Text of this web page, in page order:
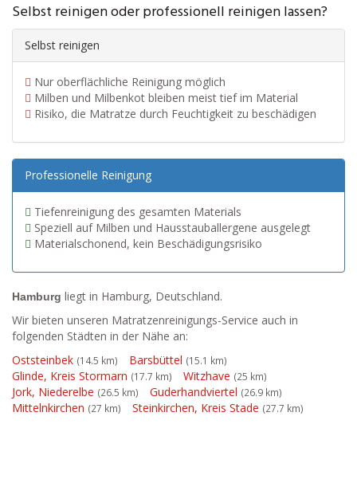
Selbst reinigen oder professionell reinigen lassen?
Selbst reinigen
Nur oberflächliche Reinigung möglich
Milben und Milbenkot bleiben meist tief im Material
Risiko, die Matratze durch Feuchtigkeit zu beschädigen
Professionelle Reinigung
Tiefenreinigung des gesamten Materials
Speziell auf Milben und Hausstauballergene ausgelegt
Materialschonend, kein Beschädigungsrisiko
Hamburg liegt in Hamburg, Deutschland.
Wir bieten unseren Matratzenreinigungs-Service auch in
folgenden Städten in der Nähe an:
Oststeinbek (14.5 km) Barsbüttel (15.1 km)
Glinde, Kreis Stormarn (17.7 km) Witzhave (25 km)
Jork, Niederelbe (26.5 km) Guderhandviertel (26.9 km)
Mittelnkirchen (27 km) Steinkirchen, Kreis Stade (27.7 km)